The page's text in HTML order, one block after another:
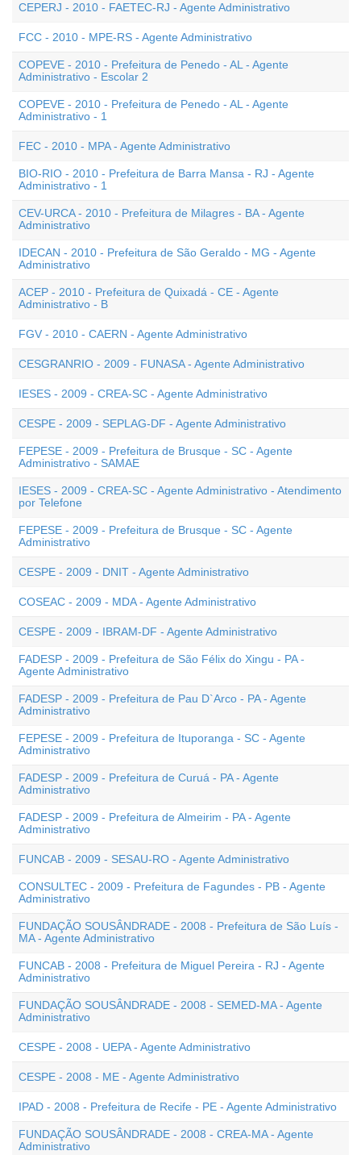
CEPERJ - 2010 - FAETEC-RJ - Agente Administrativo
FCC - 2010 - MPE-RS - Agente Administrativo
COPEVE - 2010 - Prefeitura de Penedo - AL - Agente
Administrativo - Escolar 2
COPEVE - 2010 - Prefeitura de Penedo - AL - Agente
Administrativo - 1
FEC - 2010 - MPA - Agente Administrativo
BIO-RIO - 2010 - Prefeitura de Barra Mansa - RJ - Agente
Administrativo - 1
CEV-URCA - 2010 - Prefeitura de Milagres - BA - Agente
Administrativo
IDECAN - 2010 - Prefeitura de São Geraldo - MG - Agente
Administrativo
ACEP - 2010 - Prefeitura de Quixadá - CE - Agente
Administrativo - B
FGV - 2010 - CAERN - Agente Administrativo
CESGRANRIO - 2009 - FUNASA - Agente Administrativo
IESES - 2009 - CREA-SC - Agente Administrativo
CESPE - 2009 - SEPLAG-DF - Agente Administrativo
FEPESE - 2009 - Prefeitura de Brusque - SC - Agente
Administrativo - SAMAE
IESES - 2009 - CREA-SC - Agente Administrativo - Atendimento
por Telefone
FEPESE - 2009 - Prefeitura de Brusque - SC - Agente
Administrativo
CESPE - 2009 - DNIT - Agente Administrativo
COSEAC - 2009 - MDA - Agente Administrativo
CESPE - 2009 - IBRAM-DF - Agente Administrativo
FADESP - 2009 - Prefeitura de São Félix do Xingu - PA -
Agente Administrativo
FADESP - 2009 - Prefeitura de Pau D`Arco - PA - Agente
Administrativo
FEPESE - 2009 - Prefeitura de Ituporanga - SC - Agente
Administrativo
FADESP - 2009 - Prefeitura de Curuá - PA - Agente
Administrativo
FADESP - 2009 - Prefeitura de Almeirim - PA - Agente
Administrativo
FUNCAB - 2009 - SESAU-RO - Agente Administrativo
CONSULTEC - 2009 - Prefeitura de Fagundes - PB - Agente
Administrativo
FUNDAÇÃO SOUSÂNDRADE - 2008 - Prefeitura de São Luís -
MA - Agente Administrativo
FUNCAB - 2008 - Prefeitura de Miguel Pereira - RJ - Agente
Administrativo
FUNDAÇÃO SOUSÂNDRADE - 2008 - SEMED-MA - Agente
Administrativo
CESPE - 2008 - UEPA - Agente Administrativo
CESPE - 2008 - ME - Agente Administrativo
IPAD - 2008 - Prefeitura de Recife - PE - Agente Administrativo
FUNDAÇÃO SOUSÂNDRADE - 2008 - CREA-MA - Agente
Administrativo